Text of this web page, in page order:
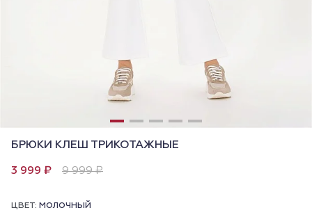
БРЮКИ КЛЕШ ТРИКОТАЖНЫЕ
3 999 ₽ 9 999 ₽
ЦВЕТ: МОЛОЧНЫЙ